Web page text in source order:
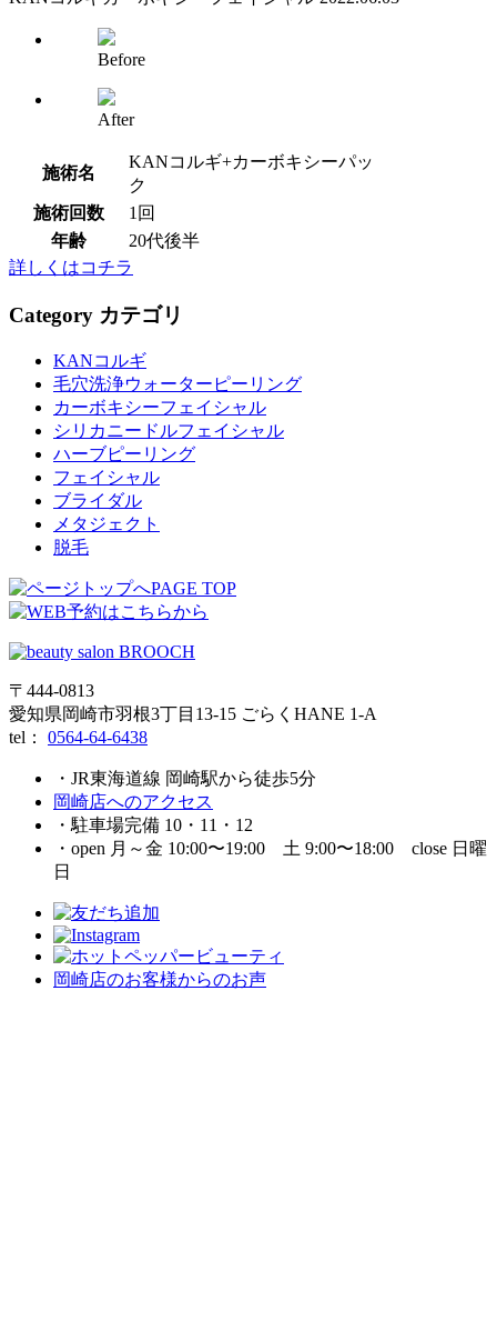
Before
After
施術名
KANコルギ+カーボキシーパッ
ク
施術回数
1回
年齢
20代後半
詳しくはコチラ
Category カテゴリ
KANコルギ
毛穴洗浄ウォーターピーリング
カーボキシーフェイシャル
シリカニードルフェイシャル
ハーブピーリング
フェイシャル
ブライダル
メタジェクト
脱毛
PAGE TOP
〒444-0813
愛知県岡崎市羽根3丁目13‐15 ごらくHANE 1-A
tel： 0564-64-6438
・JR東海道線 岡崎駅から徒歩5分
岡崎店へのアクセス
・駐車場完備 10・11・12
・open 月～金 10:00〜19:00 土 9:00〜18:00 close 日曜
日
岡崎店のお客様からのお声